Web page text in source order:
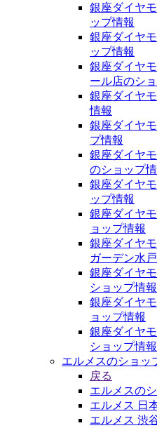
銀座ダイヤ
ップ情報
銀座ダイヤ
ップ情報
銀座ダイヤ
ール店のシ
銀座ダイヤ
情報
銀座ダイヤ
プ情報
銀座ダイヤ
のショップ
銀座ダイヤ
ップ情報
銀座ダイヤ
ョップ情報
銀座ダイヤ
ガーデン水
銀座ダイヤ
ショップ情報
銀座ダイヤ
ョップ情報
銀座ダイヤ
ショップ情報
エルメスのショッ
戻る
エルメスの
エルメス 日
エルメス 渋